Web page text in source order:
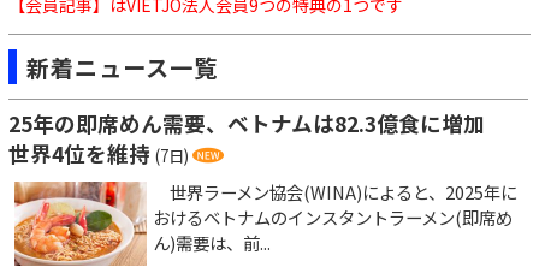
【会員記事】はVIETJO法人会員9つの特典の1つです
新着ニュース一覧
25年の即席めん需要、ベトナムは82.3億食に増加
世界4位を維持 (7日)
世界ラーメン協会(WINA)によると、2025年に
おけるベトナムのインスタントラーメン(即席め
ん)需要は、前...